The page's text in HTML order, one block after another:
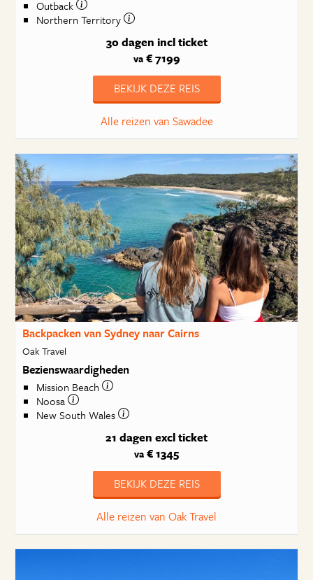
Outback
Northern Territory
30 dagen incl ticket
va€ 7199
BEKIJK DEZE REIS
Alle reizen van Sawadee
Backpacken van Sydney naar Cairns
Oak Travel
Bezienswaardigheden
Mission Beach
Noosa
New South Wales
21 dagen excl ticket
va € 1345
BEKIJK DEZE REIS
Alle reizen van Oak Travel